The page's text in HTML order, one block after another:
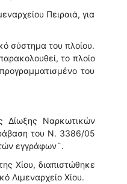
Πειραιά, για
σύστημα του πλοίου.
το πλοίο
του
Δίωξης Ναρκωτικών
του Ν. 3386/05
εγγράφων¨.
Χίου, διαπιστώθηκε
Λιμεναρχείο Χίου.